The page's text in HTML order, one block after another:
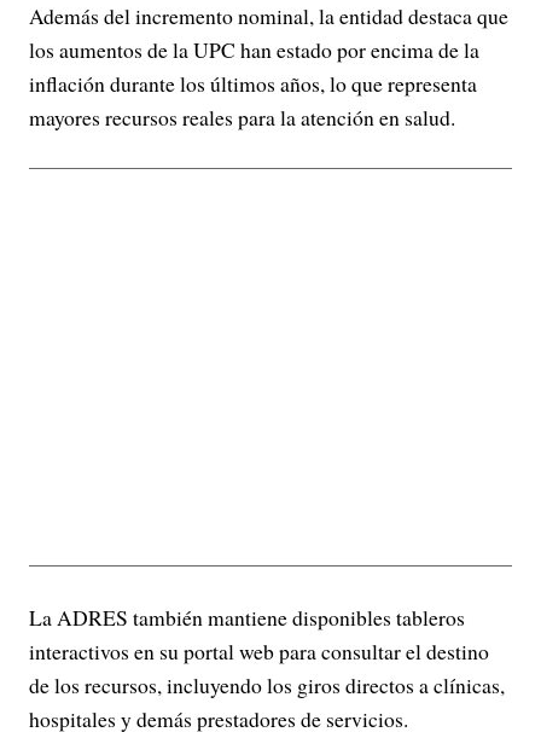
Además del incremento nominal, la entidad destaca que
los aumentos de la UPC han estado por encima de la
inflación durante los últimos años, lo que representa
mayores recursos reales para la atención en salud.
La ADRES también mantiene disponibles tableros
interactivos en su portal web para consultar el destino
de los recursos, incluyendo los giros directos a clínicas,
hospitales y demás prestadores de servicios.